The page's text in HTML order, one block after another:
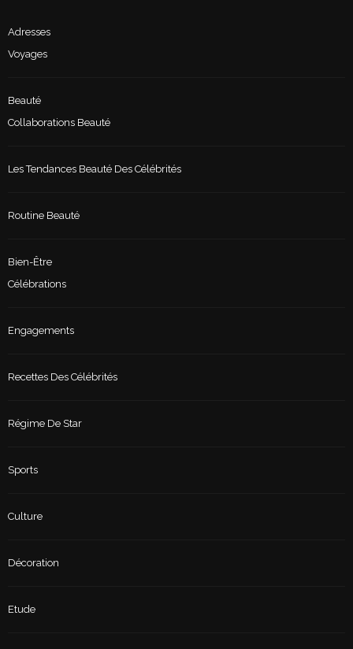
Adresses
Voyages
Beauté
Collaborations Beauté
Les Tendances Beauté Des Célébrités
Routine Beauté
Bien-Être
Célébrations
Engagements
Recettes Des Célébrités
Régime De Star
Sports
Culture
Décoration
Etude